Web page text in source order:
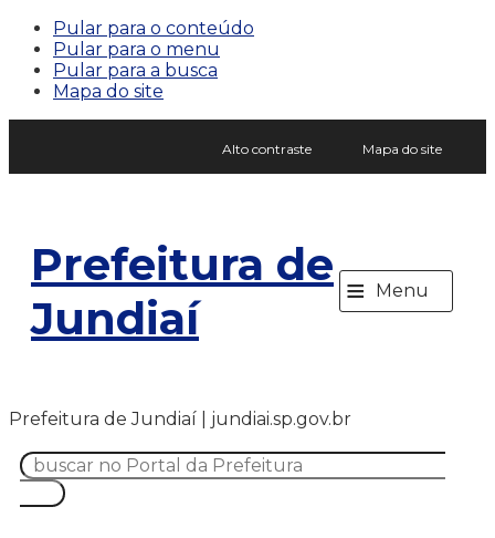
Pular para o conteúdo
Pular para o menu
Pular para a busca
Mapa do site
Alto contraste Mapa do site
Prefeitura de
Jundiaí
≡ Menu
Prefeitura de Jundiaí | jundiai.sp.gov.br